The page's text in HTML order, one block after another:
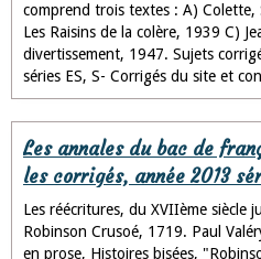
comprend trois textes : A) Colette,
Les Raisins de la colère, 1939 C)
divertissement, 1947. Sujets
séries ES, S- Corrigés du site et
Les annales du bac de
les corrigés, année 2013
Les réécritures, du XVIIème siècle
Robinson Crusoé, 1719. Paul
en prose, Histoires bisées,